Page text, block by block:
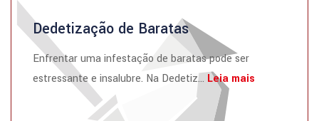
Dedetização de Baratas
Enfrentar uma infestação de baratas pode ser
estressante e insalubre. Na Dedetiz... Leia mais